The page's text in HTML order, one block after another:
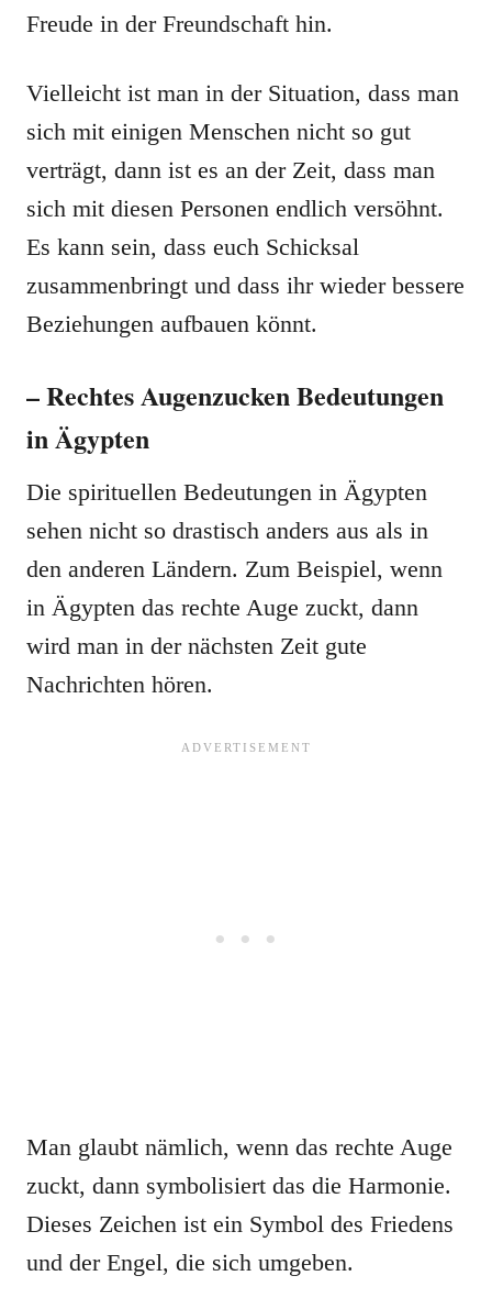
Freude in der Freundschaft hin.
Vielleicht ist man in der Situation, dass man
sich mit einigen Menschen nicht so gut
verträgt, dann ist es an der Zeit, dass man
sich mit diesen Personen endlich versöhnt.
Es kann sein, dass euch Schicksal
zusammenbringt und dass ihr wieder bessere
Beziehungen aufbauen könnt.
– Rechtes Augenzucken Bedeutungen
in Ägypten
Die spirituellen Bedeutungen in Ägypten
sehen nicht so drastisch anders aus als in
den anderen Ländern. Zum Beispiel, wenn
in Ägypten das rechte Auge zuckt, dann
wird man in der nächsten Zeit gute
Nachrichten hören.
Man glaubt nämlich, wenn das rechte Auge
zuckt, dann symbolisiert das die Harmonie.
Dieses Zeichen ist ein Symbol des Friedens
und der Engel, die sich umgeben.